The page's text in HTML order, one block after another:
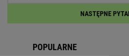
NASTĘPNE
POPULARNE